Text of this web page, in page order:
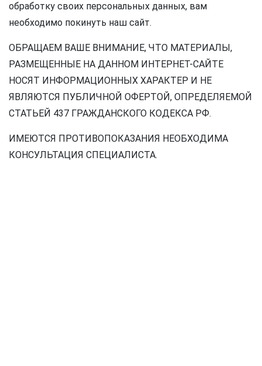
обработку своих персональных данных, вам
необходимо покинуть наш сайт.
ОБРАЩАЕМ ВАШЕ ВНИМАНИЕ, ЧТО МАТЕРИАЛЫ,
РАЗМЕЩЕННЫЕ НА ДАННОМ ИНТЕРНЕТ-САЙТЕ
НОСЯТ ИНФОРМАЦИОННЫХ ХАРАКТЕР И НЕ
ЯВЛЯЮТСЯ ПУБЛИЧНОЙ ОФЕРТОЙ, ОПРЕДЕЛЯЕМОЙ
СТАТЬЕЙ 437 ГРАЖДАНСКОГО КОДЕКСА РФ.
ИМЕЮТСЯ ПРОТИВОПОКАЗАНИЯ НЕОБХОДИМА
КОНСУЛЬТАЦИЯ СПЕЦИАЛИСТА.